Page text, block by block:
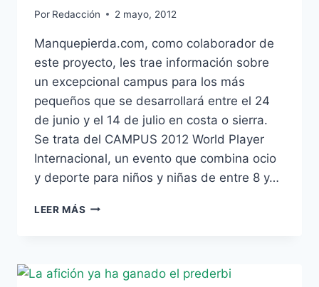
Por Redacción 2 mayo, 2012
Manquepierda.com, como colaborador de
este proyecto, les trae información sobre
un excepcional campus para los más
pequeños que se desarrollará entre el 24
de junio y el 14 de julio en costa o sierra.
Se trata del CAMPUS 2012 World Player
Internacional, un evento que combina ocio
y deporte para niños y niñas de entre 8 y…
LEER MÁS CAMPUS
DIVIÉRTETE